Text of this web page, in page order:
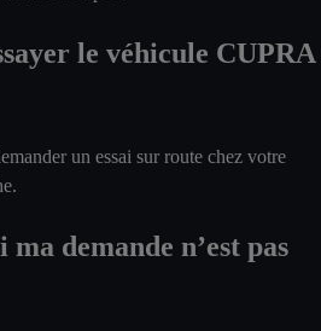
le véhicule CUPRA
un essai sur route chez votre
ma demande n’est pas